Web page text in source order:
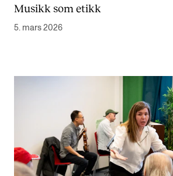
Musikk som etikk
5. mars 2026